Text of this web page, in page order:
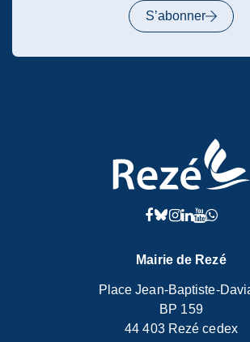
S’abonner
de
Compte
Compte
Compte
Compte
Lien
Mairie de Rezé
Place Jean-Baptiste-
BP 159
44 403 Rezé cedex